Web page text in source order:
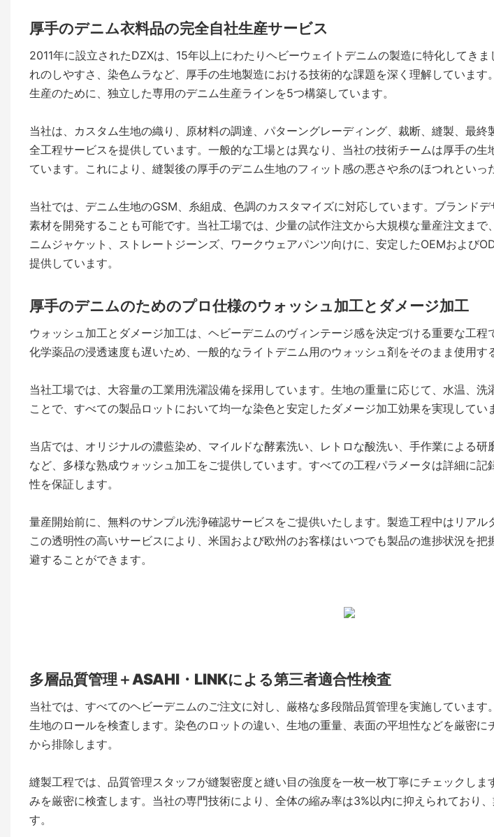
厚手のデニム衣料品の完全自社生産サービス
2011年に設立されたDZXは、15年以上にわたりヘビーウェイトデニムの製造に特化してき
れのしやすさ、染色ムラなど、厚手の生地製造における技術的な課題を深く理解しています
生産のために、独立した専用のデニム生産ラインを5つ構築しています。
当社は、カスタム生地の織り、原材料の調達、パターングレーディング、裁断、縫製、最
全工程サービスを提供しています。一般的な工場とは異なり、当社の技術チームは厚手の生
ています。これにより、縫製後の厚手のデニム生地のフィット感の悪さや糸のほつれといっ
当社では、デニム生地のGSM、糸組成、色調のカスタマイズに対応しています。ブランド
素材を開発することも可能です。当社工場では、少量の試作注文から大規模な量産注文ま
ニムジャケット、ストレートジーンズ、ワークウェアパンツ向けに、安定したOEMおよび
提供しています。
厚手のデニムのためのプロ仕様のウォッシュ加工とダメージ加工
ウォッシュ加工とダメージ加工は、ヘビーデニムのヴィンテージ感を決定づける重要な工程
化学薬品の浸透速度も遅いため、一般的なライトデニム用のウォッシュ剤をそのまま使用す
当社工場では、大容量の工業用洗濯設備を採用しています。生地の重量に応じて、水温、洗
ことで、すべての製品ロットにおいて均一な染色と安定したダメージ加工効果を実現してい
当店では、オリジナルの濃藍染め、マイルドな酵素洗い、レトロな酸洗い、手作業による
など、多様な熟成ウォッシュ加工をご提供しています。すべての工程パラメータは詳細に記
性を保証します。
量産開始前に、無料のサンプル洗浄確認サービスをご提供いたします。製造工程中はリアル
この透明性の高いサービスにより、米国および欧州のお客様はいつでも製品の進捗状況を把
避することができます。
多層品質管理＋ASAHI・LINKによる第三者適合性検査
当社では、すべてのヘビーデニムのご注文に対し、厳格な多段階品質管理を実施しています
生地のロールを検査します。染色のロットの違い、生地の重量、表面の平坦性などを厳密に
から排除します。
縫製工程では、品質管理スタッフが縫製密度と縫い目の強度を一枚一枚丁寧にチェックし
みを厳密に検査します。当社の専門技術により、全体の縮み率は3%以内に抑えられており
す。